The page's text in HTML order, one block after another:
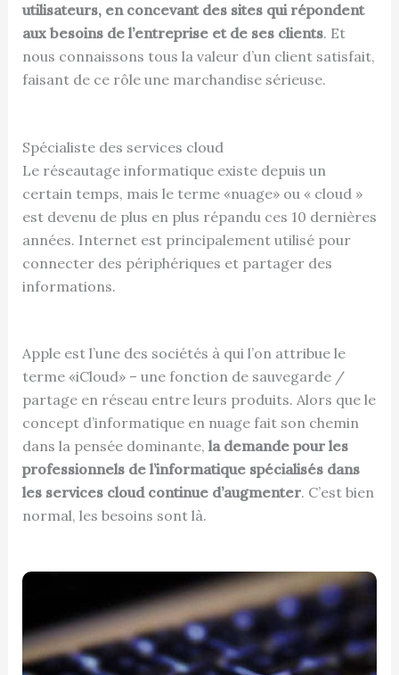
utilisateurs, en concevant des sites qui répondent
aux besoins de l’entreprise et de ses clients. Et
nous connaissons tous la valeur d’un client satisfait,
faisant de ce rôle une marchandise sérieuse.
Spécialiste des services cloud
Le réseautage informatique existe depuis un
certain temps, mais le terme «nuage» ou « cloud »
est devenu de plus en plus répandu ces 10 dernières
années. Internet est principalement utilisé pour
connecter des périphériques et partager des
informations.
Apple est l’une des sociétés à qui l’on attribue le
terme «iCloud» – une fonction de sauvegarde /
partage en réseau entre leurs produits. Alors que le
concept d’informatique en nuage fait son chemin
dans la pensée dominante, la demande pour les
professionnels de l’informatique spécialisés dans
les services cloud continue d’augmenter. C’est bien
normal, les besoins sont là.